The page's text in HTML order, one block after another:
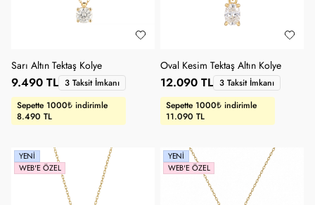
Sarı Altın Tektaş Kolye
Sepette 1000₺ indirimle
8.490 TL
9.490 TL 3 Taksit İmkanı
Oval Kesim Tektaş Altın Kolye
Sepette 1000₺ indirimle
11.090 TL
12.090 TL 3 Taksit İmkanı
YENI
WEB'E ÖZEL
YENI
WEB'E ÖZEL